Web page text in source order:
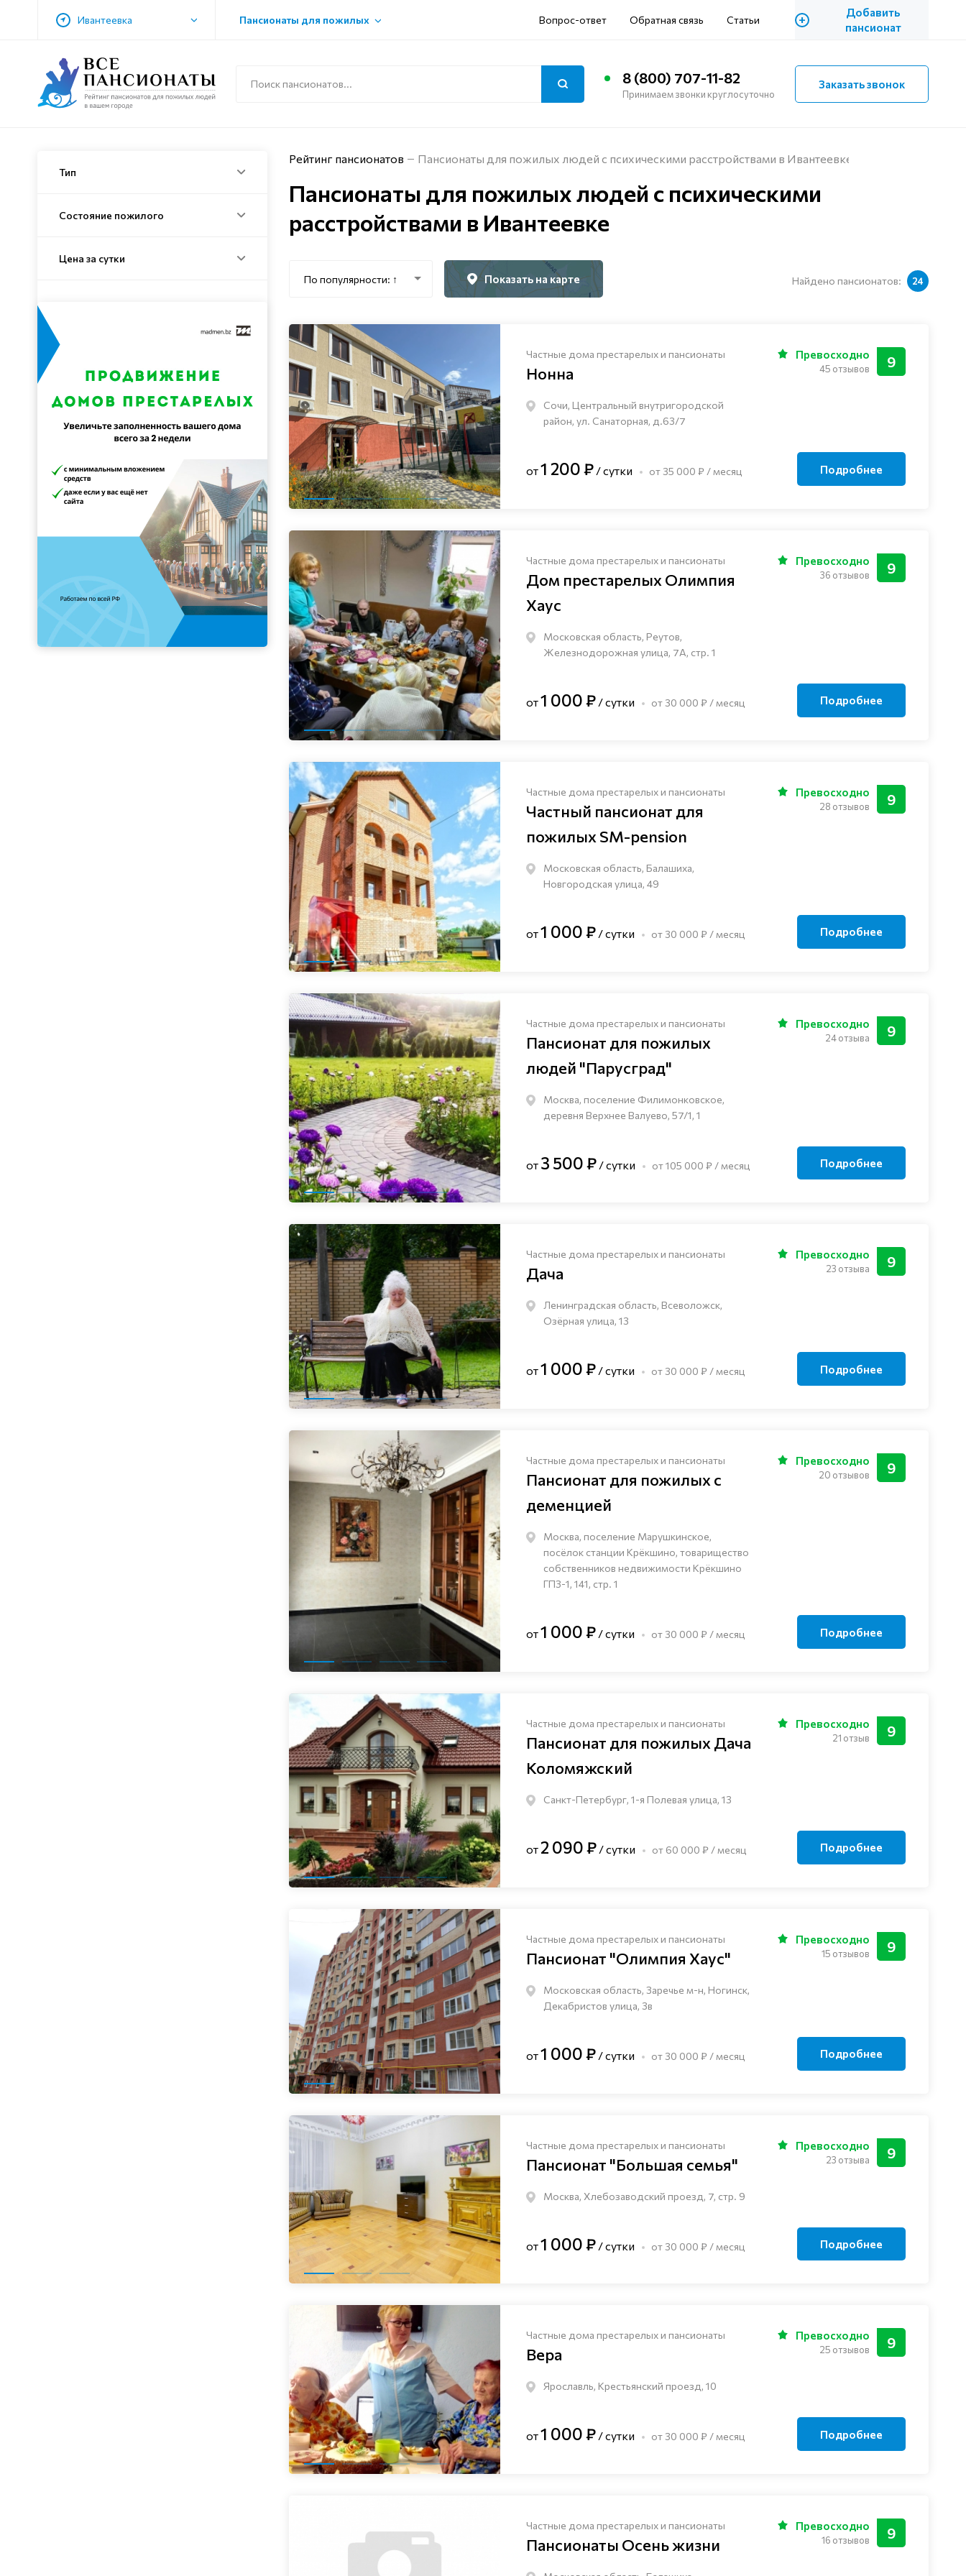
Ивантеевка Пансионаты для пожилых Вопрос-ответ Обратная связь Статьи +
Добавить
пансионат
8 (800) 707-11-82
Принимаем звонки круглосуточно
Заказать звонок
Тип
Состояние пожилого
Цена за сутки
Рейтинг пансионатов Пансионаты для пожилых людей с психическими расстройствами в Ивантеевке
Пансионаты для пожилых людей с психическими
расстройствами в Ивантеевке
По популярности: ↑ Показать на карте Найдено пансионатов: 24
Частные дома престарелых и пансионаты
Нонна
Сочи, Центральный внутригородской
район, ул. Санаторная, д.63/7
9
Превосходно
45 отзывов
от1 200 ₽ / сутки от 35 000 ₽ / месяц Подробнее
Частные дома престарелых и пансионаты
Дом престарелых Олимпия
Хаус
Московская область, Реутов,
Железнодорожная улица, 7А, стр. 1
9
Превосходно
36 отзывов
от1 000 ₽ / сутки от 30 000 ₽ / месяц Подробнее
Частные дома престарелых и пансионаты
Частный пансионат для
пожилых SM-pension
Московская область, Балашиха,
Новгородская улица, 49
9
Превосходно
28 отзывов
от1 000 ₽ / сутки от 30 000 ₽ / месяц Подробнее
Частные дома престарелых и пансионаты
Пансионат для пожилых
людей "Парусград"
Москва, поселение Филимонковское,
деревня Верхнее Валуево, 57/1, 1
9
Превосходно
24 отзыва
от 3 500 ₽ / сутки от 105 000 ₽ / месяц Подробнее
Частные дома престарелых и пансионаты
Дача
Ленинградская область, Всеволожск,
Озёрная улица, 13
9
Превосходно
23 отзыва
от1 000 ₽ / сутки от 30 000 ₽ / месяц Подробнее
Частные дома престарелых и пансионаты
Пансионат для пожилых с
деменцией
Москва, поселение Марушкинское,
посёлок станции Крёкшино, товарищество
собственников недвижимости Крёкшино
ГПЗ-1, 141, стр. 1
9
Превосходно
20 отзывов
от1 000 ₽ / сутки от 30 000 ₽ / месяц Подробнее
Частные дома престарелых и пансионаты
Пансионат для пожилых Дача
Коломяжский
Санкт-Петербург, 1-я Полевая улица, 13
9
Превосходно
21 отзыв
от 2 090 ₽ / сутки от 60 000 ₽ / месяц Подробнее
Частные дома престарелых и пансионаты
Пансионат "Олимпия Хаус"
Московская область, Заречье м-н, Ногинск, ​
Декабристов улица, 3в
9
Превосходно
15 отзывов
от1 000 ₽ / сутки от 30 000 ₽ / месяц Подробнее
Частные дома престарелых и пансионаты
Пансионат "Большая семья"
Москва, Хлебозаводский проезд, 7, стр. 9
9
Превосходно
23 отзыва
от1 000 ₽ / сутки от 30 000 ₽ / месяц Подробнее
Частные дома престарелых и пансионаты
Вера
Ярославль, Крестьянский проезд, 10
9
Превосходно
25 отзывов
от1 000 ₽ / сутки от 30 000 ₽ / месяц Подробнее
Частные дома престарелых и пансионаты
Пансионаты Осень жизни
9
Превосходно
16 отзывов